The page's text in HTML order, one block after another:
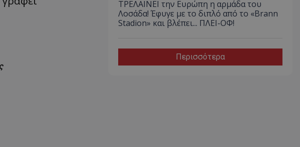
ΤΡΕΛΑΙΝΕΙ την Ευρώπη η αρμάδα του
Λοσάδα! Έφυγε με το διπλό από το «Brann
Stadion» και βλέπει... ΠΛΕΙ-ΟΦ!
Περισσότερα